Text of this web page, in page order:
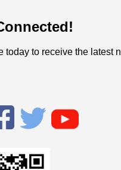
today to receive the latest